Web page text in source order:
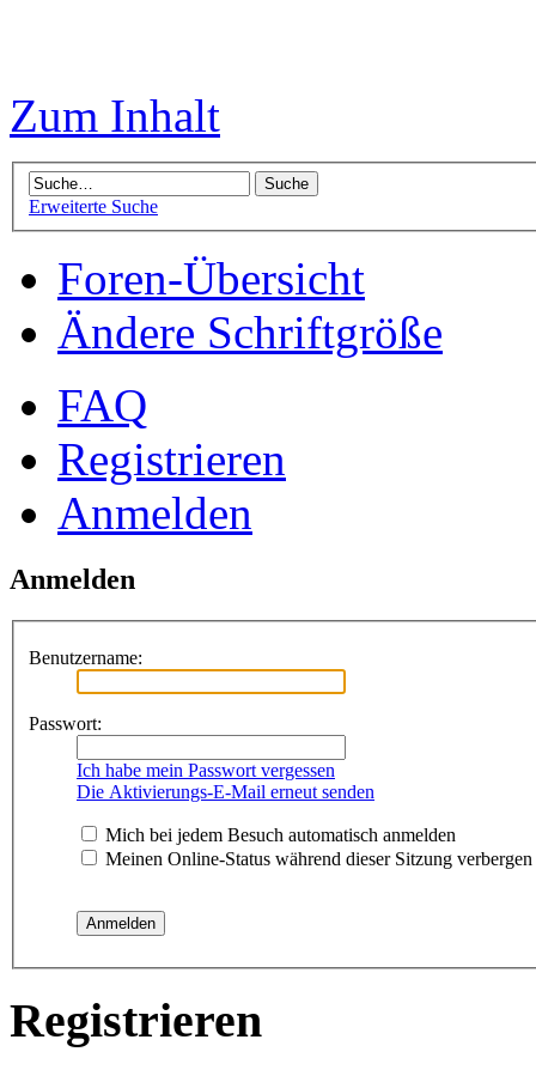
Zum Inhalt
Erweiterte Suche
Foren-Übersicht
Ändere Schriftgröße
FAQ
Registrieren
Anmelden
Anmelden
Benutzername:
Passwort:
Ich habe mein Passwort vergessen
Die Aktivierungs-E-Mail erneut senden
Mich bei jedem Besuch automatisch anmelden
Meinen Online-Status während dieser Sitzung verbergen
Registrieren